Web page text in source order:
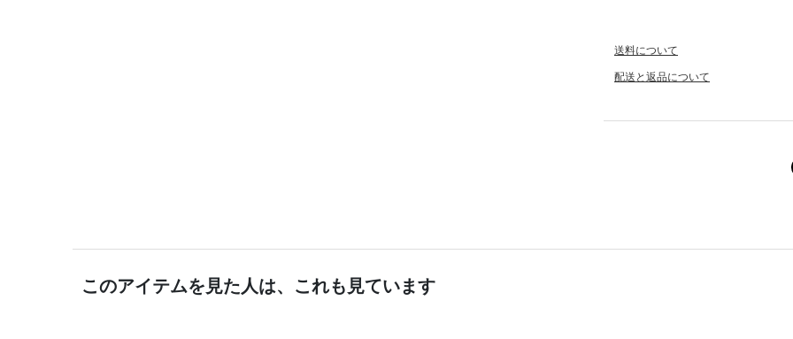
送料について
配送と返品について
このアイテムを見た人は、これも見ています